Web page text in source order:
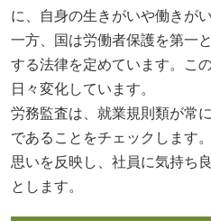
0800-
月～金曜日（※祝祭日、
閉じる
に、自身の生きがいや働きが
一方、国は労働者保護を第一
する法律を定めています。こ
日々変化しています。
労務監査は、就業規則類が常
であることをチェックします
思いを反映し、社員に気持ち
とします。